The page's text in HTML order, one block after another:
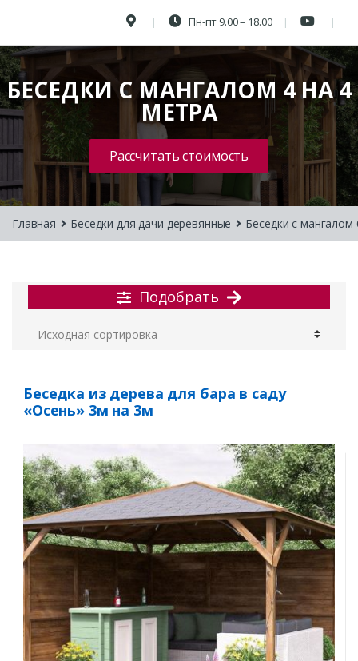
Пн-пт 9.00 – 18.00
БЕСЕДКИ С МАНГАЛОМ 4 НА 4
МЕТРА
Рассчитать стоимость
Главная Беседки для дачи деревянные Беседки с
Подобрать
Беседка из дерева для бара в саду
«Осень» 3м на 3м